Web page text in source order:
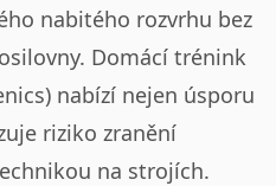
nabitého rozvrhu bez
Domácí trénink
nabízí nejen úsporu
riziko zranění
na strojích.